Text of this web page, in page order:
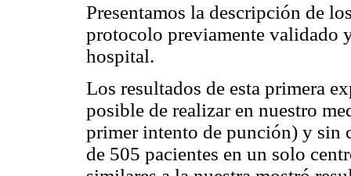
Presentamos la descripción de
protocolo previamente validado
hospital.
Los resultados de esta primera
posible de realizar en nuestro
primer intento de punción) y sin
de 505 pacientes en un solo